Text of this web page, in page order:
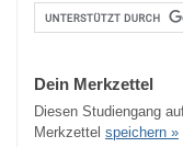
Dein Merkzettel
Diesen Studiengang
Merkzettel speichern »